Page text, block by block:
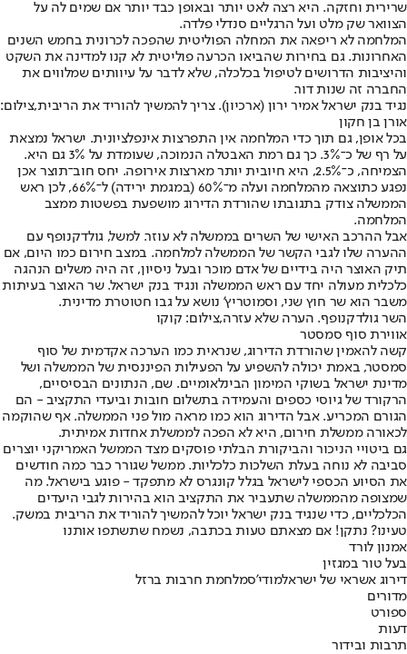
שרירית וחזקה. היא רצה לאט יותר ובאופן כבד יותר אם שמים לה על
הצוואר שק מלט ועל הרגליים סנדלי פלדה.
המלחמה לא ריפאה את המחלה הפוליטית שהפכה לכרונית בחמש השנים
האחרונות. גם בחירות שהביאו הכרעה פוליטית לא קנו למדינה את השקט
והיציבות הדרושים לטיפול בכלכלה, שלא לדבר על עיוותים שמלווים את
החברה זה שנות דור.
נגיד בנק ישראל אמיר ירון (ארכיון). צריך להמשיך להוריד את הריבית,צילום:
אורן בן חקון
בכל אופן, גם תוך כדי המלחמה אין התפרצות אינפלציונית. ישראל נמצאת
על רף של כ־3%. כך גם רמת האבטלה הנמוכה, שעומדת על 3% גם היא.
הצמיחה, כ־2.5%, היא חיובית יותר מארצות אירופה. יחס חוב־תוצר אכן
נפגע כתוצאה מהמלחמה ועלה מ־60% (במגמת ירידה) ל־66%, לכן ראש
הממשלה צודק בתגובתו שהורדת הדירוג מושפעת בפשטות ממצב
המלחמה.
אבל ההרכב האישי של השרים בממשלה לא עוזר. למשל, גולדקנופף עם
ההערה שלו לגבי הקשר של הממשלה למלחמה. במצב חירום כמו היום, אם
תיק האוצר היה בידיים של אדם מוכר ובעל ניסיון, זה היה משלים הנהגה
כלכלית מעולה יחד עם ראש הממשלה ונגיד בנק ישראל. שר האוצר בעיתות
משבר הוא שר חוץ שני, וסמוטריץ' נושא על גבו חטוטרת מדינית.
השר גולדקנופף. הערה שלא עזרה,צילום: קוקו
אווירת סוף סמסטר
קשה להאמין שהורדת הדירוג, שנראית כמו הערכה אקדמית של סוף
סמסטר, באמת יכולה להשפיע על הפעילות הפיננסית של הממשלה ושל
מדינת ישראל בשוקי המימון הבינלאומיים. שם, הנתונים הבסיסיים,
הרקורד של גיוסי כספים והעמידה בתשלום חובות וביעדי התקציב - הם
הגורם המכריע. אבל הדירוג הוא כמו מראה מול פני הממשלה. אף שהוקמה
לכאורה ממשלת חירום, היא לא הפכה לממשלת אחדות אמיתית.
גם ביטויי הניכור והביקורת הבלתי פוסקים מצד הממשל האמריקני יוצרים
סביבה לא נוחה בעלת השלכות כלכליות. ממשל שגורר כבר כמה חודשים
את הסיוע הכספי לישראל בגלל קונגרס לא מתפקד - פוגע בישראל. מה
שמצופה מהממשלה שתעביר את התקציב הוא בהירות לגבי היעדים
הכלכליים, כדי שנגיד בנק ישראל יוכל להמשיך להוריד את הריבית במשק.
טעינו? נתקן! אם מצאתם טעות בכתבה, נשמח שתשתפו אותנו
אמנון לורד
בעל טור במגזין
דירוג אשראי של ישראלמודי'סמלחמת חרבות ברזל
מדורים
ספורט
דעות
תרבות ובידור